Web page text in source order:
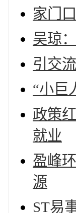
家门
吴琼
引交
“小巨
政策
就业
盈峰
源
ST易